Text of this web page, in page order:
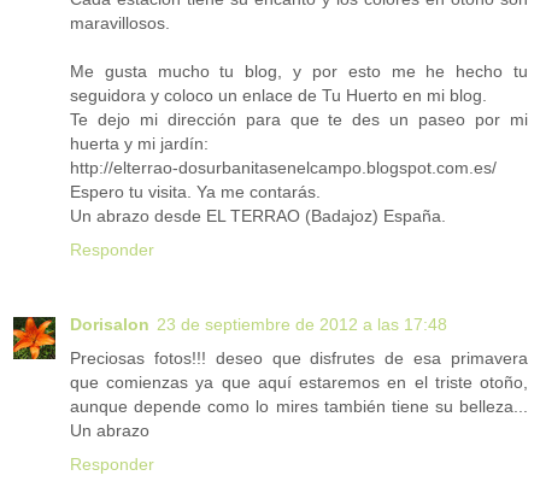
maravillosos.
Me gusta mucho tu blog, y por esto me he hecho tu
seguidora y coloco un enlace de Tu Huerto en mi blog.
Te dejo mi dirección para que te des un paseo por mi
huerta y mi jardín:
http://elterrao-dosurbanitasenelcampo.blogspot.com.es/
Espero tu visita. Ya me contarás.
Un abrazo desde EL TERRAO (Badajoz) España.
Responder
Dorisalon 23 de septiembre de 2012 a las 17:48
Preciosas fotos!!! deseo que disfrutes de esa primavera
que comienzas ya que aquí estaremos en el triste otoño,
aunque depende como lo mires también tiene su belleza...
Un abrazo
Responder